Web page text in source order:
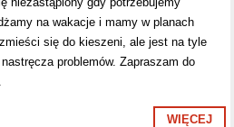
na wakacje i mamy w planach
się do kieszeni, ale jest na tyle
problemów. Zapraszam do
WIĘCEJ